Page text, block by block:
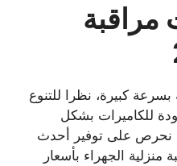
مراقبة
بسرعة كبيرة، نظرا للتنوع
للكاميرات بشكل
نحرص على توفير أحدث
الجهراء بأسعار